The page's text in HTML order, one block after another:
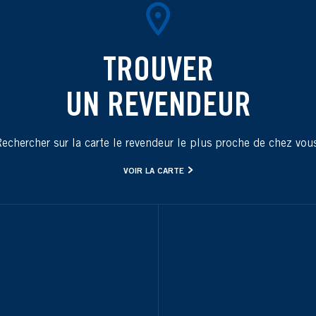
TROUVER
UN REVENDEUR
sur la carte le revendeur le plus proche de chez
VOIR LA CARTE